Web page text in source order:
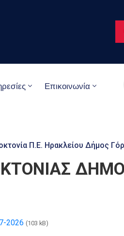
Επικοινωνία
Π.Ε. Ηρακλείου Δήμος
2026 (103 kB)